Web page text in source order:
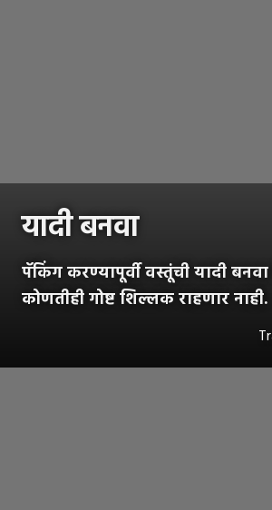
यादी बनवा
पॅकिंग करण्यापूर्वी वस्तूंची यादी
कोणतीही गोष्ट शिल्लक राहणार नाही.